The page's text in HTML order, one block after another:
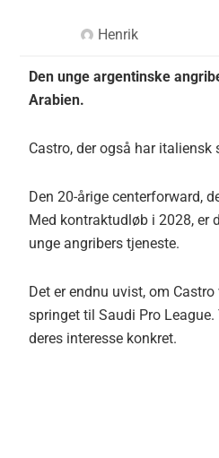
Henrik
Den unge argentinske
Arabien.
Castro, der også har
Den 20-årige centerforward,
Med kontraktudløb i 2028, er
unge angribers tjeneste.
Det er endnu uvist, om
springet til Saudi Pro
deres interesse konkret.